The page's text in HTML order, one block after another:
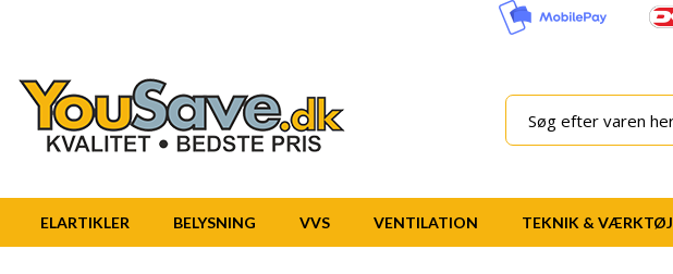
ELARTIKLER BELYSNING VVS VENTILATION TEKNIK & VÆRKTØJ